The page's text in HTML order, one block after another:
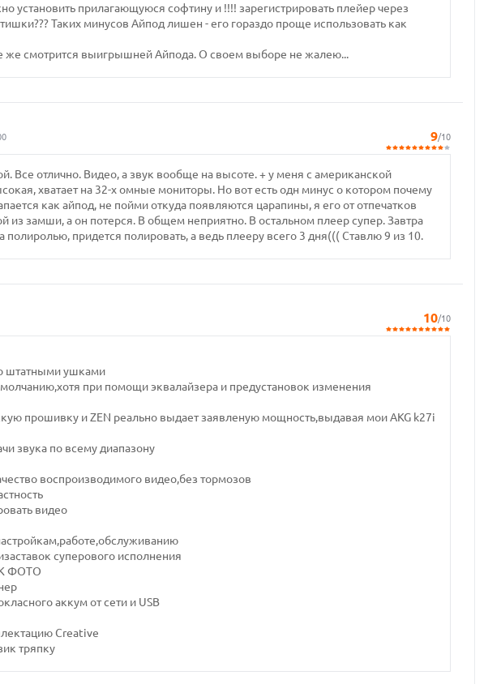
установить прилагающуюся софтину и !!!! зарегистрировать плейер через
Таких минусов Айпод лишен - его гораздо проще использовать как
же смотрится выигрышней Айпода. О своем выборе не жалею...
9/10
Все отлично. Видео, а звук вообще на высоте. + у меня с американской
хватает на 32-х омные мониторы. Но вот есть одн минус о котором почему
как айпод, не пойми откуда появляются царапины, я его от отпечатков
из замши, а он потерся. В общем неприятно. В остальном плеер супер. Завтра
придется полировать, а ведь плееру всего 3 дня((( Ставлю 9 из 10.
10/10
штатными ушками
при помощи эквалайзера и предустановок изменения
прошивку и ZEN реально выдает заявленую мощность,выдавая мои AKG k27i
звука по всему диапазону
воспроизводимого видео,без тормозов
видео
суперового исполнения
ФОТО
аккум от сети и USB
Creative
тряпку